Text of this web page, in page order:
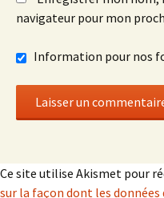
navigateur pour mon
Information pour nos
Ce site utilise Akismet pour
sur la façon dont les